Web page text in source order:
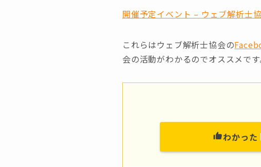
開催予定イベント – ウェブ解析士
これらはウェブ解析士協会の
会の活動がわかるのでオススメです
わかった